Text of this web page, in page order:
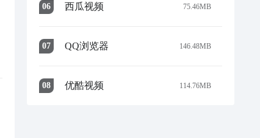
06 西瓜视频 75.46MB
07 QQ浏览器 146.48MB
08 优酷视频 114.76MB